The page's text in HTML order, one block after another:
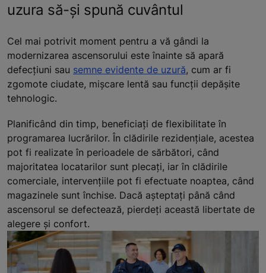
uzura să-și spună cuvântul
Cel mai potrivit moment pentru a vă gândi la
modernizarea ascensorului este înainte să apară
defecțiuni sau semne evidente de uzură, cum ar fi
zgomote ciudate, mișcare lentă sau funcții depășite
tehnologic.
Planificând din timp, beneficiați de flexibilitate în
programarea lucrărilor. În clădirile rezidențiale, acestea
pot fi realizate în perioadele de sărbători, când
majoritatea locatarilor sunt plecați, iar în clădirile
comerciale, intervențiile pot fi efectuate noaptea, când
magazinele sunt închise. Dacă așteptați până când
ascensorul se defectează, pierdeți această libertate de
alegere și confort.